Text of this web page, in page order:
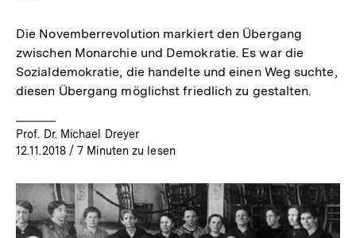
Die Novemberrevolution markiert den Übergang
zwischen Monarchie und Demokratie. Es war die
Sozialdemokratie, die handelte und einen Weg suchte,
diesen Übergang möglichst friedlich zu gestalten.
Prof. Dr. Michael Dreyer
12.11.2018/ 7 Minuten zu lesen